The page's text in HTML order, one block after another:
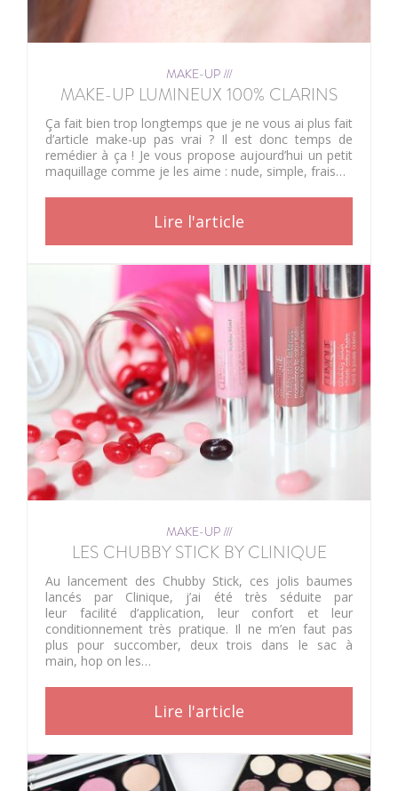
MAKE-UP ///
MAKE-UP LUMINEUX 100% CLARINS
Ça fait bien trop longtemps que je ne vous ai plus fait
d’article make-up pas vrai ? Il est donc temps de
remédier à ça ! Je vous propose aujourd’hui un petit
maquillage comme je les aime : nude, simple, frais…
Lire l'article
MAKE-UP ///
LES CHUBBY STICK BY CLINIQUE
Au lancement des Chubby Stick, ces jolis baumes
lancés par Clinique, j’ai été très séduite par
leur facilité d’application, leur confort et leur
conditionnement très pratique. Il ne m’en faut pas
plus pour succomber, deux trois dans le sac à
main, hop on les…
Lire l'article